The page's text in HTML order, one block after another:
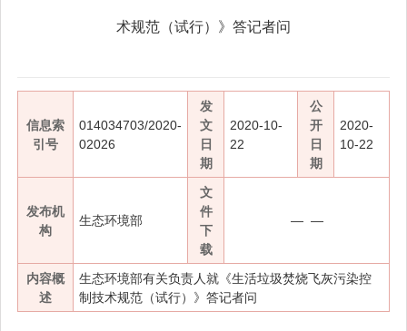
术规范（试行）》答记者问
信息索
引号
014034703/2020-
02026
发
文
日
期
2020-10-
22
公
开
日
期
2020-
10-22
发布机
构
生态环境部
文
件
下
载
— —
内容概
述
生态环境部有关负责人就《生活垃圾焚烧飞灰污染控
制技术规范（试行）》答记者问